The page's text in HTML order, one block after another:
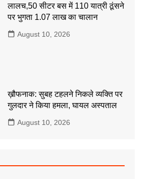
लालच,50 सीटर बस में 110 यात्री ठूंसने
पर भुगता 1.07 लाख का चालान
August 10, 2026
ख़ौफनाक: सुबह टहलने निकले व्यक्ति पर
गुलदार ने किया हमला, घायल अस्पताल
August 10, 2026